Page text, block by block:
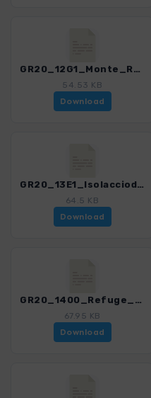
GR20_12G1_Monte_Renoso.gpx
54.53 KB
Download
GR20_13E1_IsolacciodiFiumorbo_-_RefugedePrati.gpx
64.5 KB
Download
GR20_1400_Refuge_de_Prati_-_Refuge_dUsciolu.gpx
67.95 KB
Download